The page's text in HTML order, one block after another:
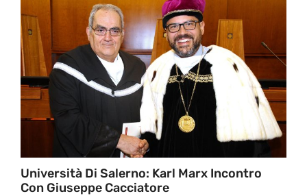
Università Di Salerno: Karl Marx Incontro
Con Giuseppe Cacciatore